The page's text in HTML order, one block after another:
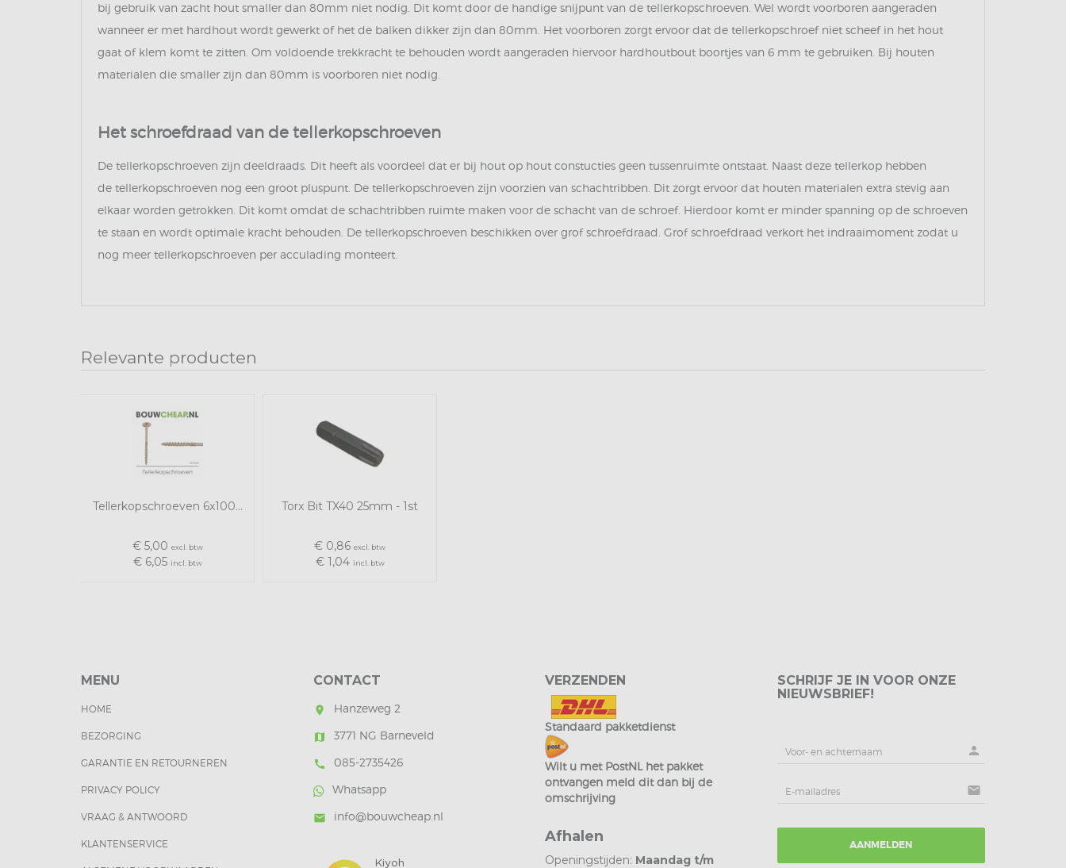
bij gebruik van zacht hout smaller dan 80mm niet nodig. Dit komt door de handige snijpunt van de tellerkopschroeven. Wel wordt voorboren aangeraden
wanneer er met hardhout wordt gewerkt of het de balken dikker zijn dan 80mm. Het voorboren zorgt ervoor dat de tellerkopschroef niet scheef in het hout
gaat of klem komt te zitten. Om voldoende trekkracht te behouden wordt aangeraden hiervoor hardhoutbout boortjes van 6 mm te gebruiken. Bij houten
materialen die smaller zijn dan 80mm is voorboren niet nodig.
Het schroefdraad van de tellerkopschroeven
De tellerkopschroeven zijn deeldraads. Dit heeft als voordeel dat er bij hout op hout constucties geen tussenruimte ontstaat. Naast deze tellerkop hebben
de tellerkopschroeven nog een groot pluspunt. De tellerkopschroeven zijn voorzien van schachtribben. Dit zorgt ervoor dat houten materialen extra stevig aan
elkaar worden getrokken. Dit komt omdat de schachtribben ruimte maken voor de schacht van de schroef. Hierdoor komt er minder spanning op de schroeven
te staan en wordt optimale kracht behouden. De tellerkopschroeven beschikken over grof schroefdraad. Grof schroefdraad verkort het indraaimoment zodat u
nog meer tellerkopschroeven per acculading monteert.
Relevante producten
Tellerkopschroeven 6x100...
€ 5,00 excl. btw
€ 6,05 incl. btw
Torx Bit TX40 25mm - 1st
€ 0,86 excl. btw
€ 1,04 incl. btw
MENU
HOME
BEZORGING
GARANTIE EN RETOURNEREN
PRIVACY POLICY
VRAAG & ANTWOORD
KLANTENSERVICE
CONTACT
room Hanzeweg 2
map 3771 NG Barneveld
call
085-2735426
Whatsapp
mail info@bouwcheap.nl
VERZENDEN
Standaard pakketdienst
Wilt u met PostNL het pakket
ontvangen meld dit dan bij de
omschrijving
Afhalen
Openingstijden: Maandag t/m
SCHRIJF JE IN VOOR ONZE
NIEUWSBRIEF!
person
mail
AANMELDEN